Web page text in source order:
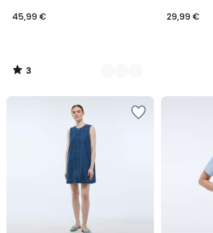
45,99 €
3
/
29,99 €